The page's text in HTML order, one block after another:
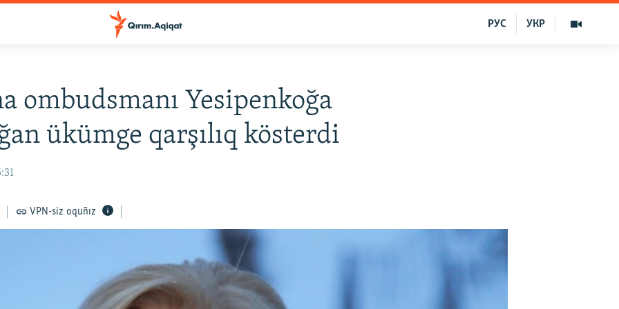
УКР
РУС
ombudsmanı Yesipenkoğa
ükümge qarşılıq kösterdi
VPN-siz oquñız